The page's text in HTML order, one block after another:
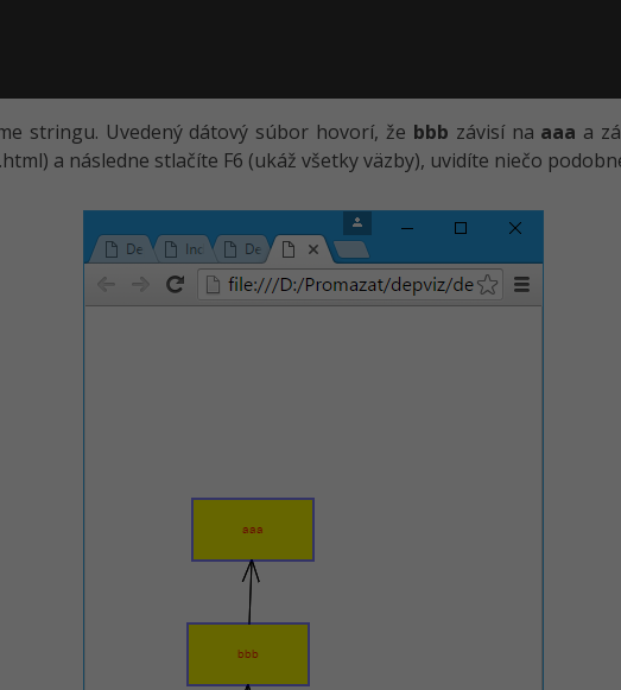
stringu. Uvedený dátový súbor hovorí, že bbb závisí na aaa a
a následne stlačíte F6 (ukáž všetky väzby), uvidíte niečo